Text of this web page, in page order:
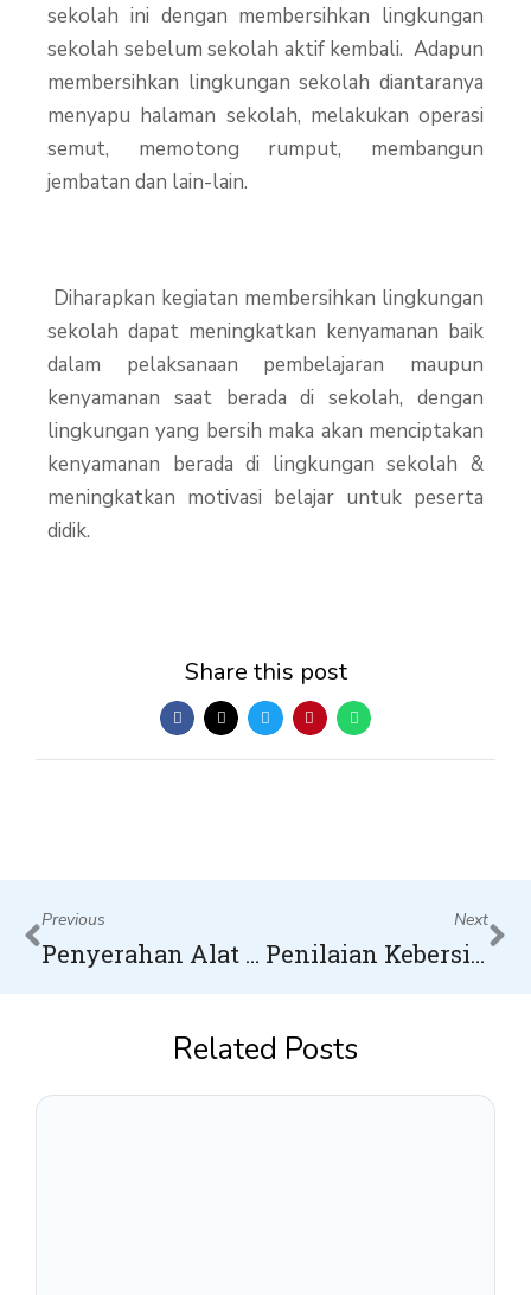
sekolah ini dengan membersihkan lingkungan
sekolah sebelum sekolah aktif kembali. Adapun
membersihkan lingkungan sekolah diantaranya
menyapu halaman sekolah, melakukan operasi
semut, memotong rumput, membangun
jembatan dan lain-lain.
Diharapkan kegiatan membersihkan lingkungan
sekolah dapat meningkatkan kenyamanan baik
dalam pelaksanaan pembelajaran maupun
kenyamanan saat berada di sekolah, dengan
lingkungan yang bersih maka akan menciptakan
kenyamanan berada di lingkungan sekolah &
meningkatkan motivasi belajar untuk peserta
didik.
Share this post
Prev
Previous
Penyerahan Alat Bantu Apar dari Operasional untuk Sekolah
Next
Penilaian Kebersihan Kelas SMPS Bumitama Reg. Kotawaringin
Related Posts